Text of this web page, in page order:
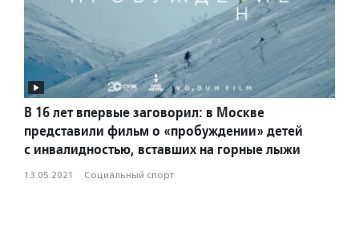
В 16 лет впервые заговорил: в Москве
представили фильм о «пробуждении» детей
с инвалидностью, вставших на горные лыжи
13.05.2021 · Социальный спорт